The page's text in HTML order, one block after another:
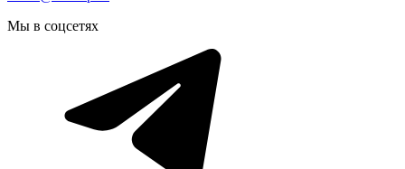
Мы в соцсетях